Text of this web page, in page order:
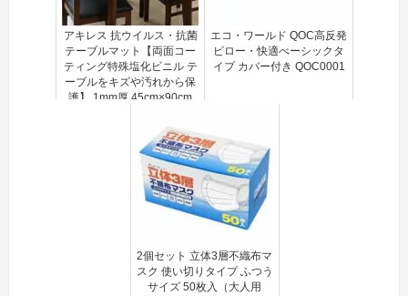
アキレス 抗ウイルス・抗菌
テーブルマット【両面コー
ティング特殊塩化ビニル テ
ーブルをキズや汚れから保
護】 1mm厚 45cm×90cm
エコ・ワールド QOC高反発
ピロー・快適べーシックタ
イプ カバー付き QOC0001
2個セット 立体3層不織布マ
スク 使い切りタイプ ふつう
サイズ 50枚入（大人用